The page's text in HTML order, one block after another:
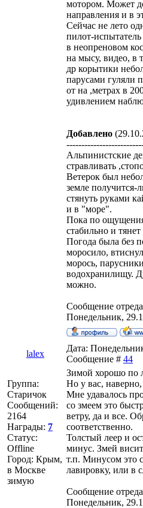
мотором. Может
направления и в
Сейчас не лето
пилот-
в неопреновом
на мысу, видео, в
др корытики
парусами гуляли
от на ,метрах в
удивлением
Добавлено
Альпинистские
стравливать
Ветерок был
земле получится-
стянуть руками
и в "море".
Пока по
стабильно и
Погода была без
моросило,
морось,
водохранилищу.
можно.
Сообщение
Понедельник,
lalex
Дата:
Сообщение # 44
Группа:
Старичок
Сообщений:
2164
Награды: 7
Статус:
Offline
Город: Крым,
в Москве
зимую
Зимой хорошо по
Но у вас, наверно,
Мне удавалось
со змеем это
ветру, да и все.
соответственно.
Толстый леер и
минус. Змей
т.п. Минусом это
лавировку, или в
Сообщение
Понедельник,